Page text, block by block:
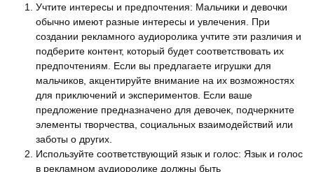
Учтите интересы и предпочтения: Мальчики и девочки
обычно имеют разные интересы и увлечения. При
создании рекламного аудиоролика учтите эти различия и
подберите контент, который будет соответствовать их
предпочтениям. Если вы предлагаете игрушки для
мальчиков, акцентируйте внимание на их возможностях
для приключений и экспериментов. Если ваше
предложение предназначено для девочек, подчеркните
элементы творчества, социальных взаимодействий или
заботы о других.
Используйте соответствующий язык и голос: Язык и голос
в рекламном аудиоролике должны быть